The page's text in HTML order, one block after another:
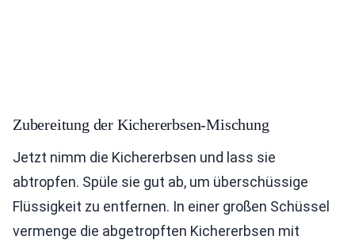
Zubereitung der Kichererbsen-Mischung
Jetzt nimm die Kichererbsen und lass sie
abtropfen. Spüle sie gut ab, um überschüssige
Flüssigkeit zu entfernen. In einer großen Schüssel
vermenge die abgetropften Kichererbsen mit